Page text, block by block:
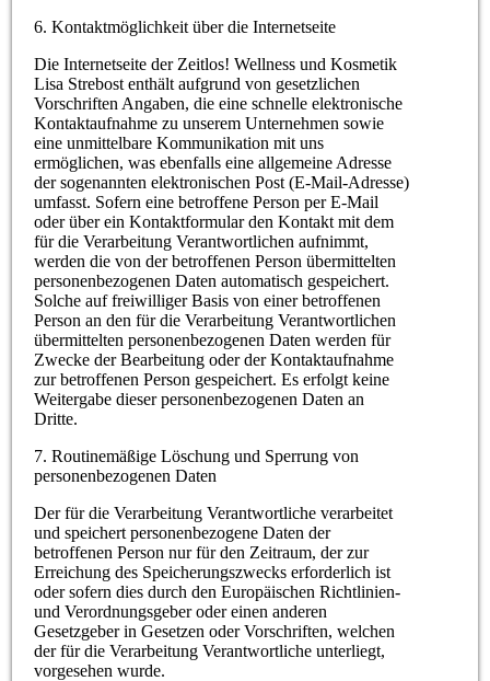
6. Kontaktmöglichkeit über die Internetseite
Die Internetseite der Zeitlos! Wellness und Kosmetik
Lisa Strebost enthält aufgrund von gesetzlichen
Vorschriften Angaben, die eine schnelle elektronische
Kontaktaufnahme zu unserem Unternehmen sowie
eine unmittelbare Kommunikation mit uns
ermöglichen, was ebenfalls eine allgemeine Adresse
der sogenannten elektronischen Post (E-Mail-Adresse)
umfasst. Sofern eine betroffene Person per E-Mail
oder über ein Kontaktformular den Kontakt mit dem
für die Verarbeitung Verantwortlichen aufnimmt,
werden die von der betroffenen Person übermittelten
personenbezogenen Daten automatisch gespeichert.
Solche auf freiwilliger Basis von einer betroffenen
Person an den für die Verarbeitung Verantwortlichen
übermittelten personenbezogenen Daten werden für
Zwecke der Bearbeitung oder der Kontaktaufnahme
zur betroffenen Person gespeichert. Es erfolgt keine
Weitergabe dieser personenbezogenen Daten an
Dritte.
7. Routinemäßige Löschung und Sperrung von
personenbezogenen Daten
Der für die Verarbeitung Verantwortliche verarbeitet
und speichert personenbezogene Daten der
betroffenen Person nur für den Zeitraum, der zur
Erreichung des Speicherungszwecks erforderlich ist
oder sofern dies durch den Europäischen Richtlinien-
und Verordnungsgeber oder einen anderen
Gesetzgeber in Gesetzen oder Vorschriften, welchen
der für die Verarbeitung Verantwortliche unterliegt,
vorgesehen wurde.